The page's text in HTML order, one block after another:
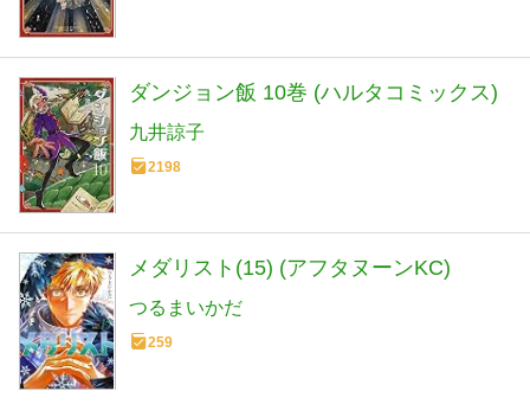
ダンジョン飯 10巻 (ハルタコミックス)
九井諒子
2198
メダリスト(15) (アフタヌーンKC)
つるまいかだ
259